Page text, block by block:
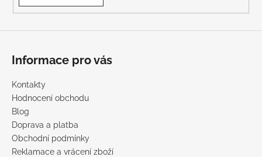
u
Informace pro vás
Kontakty
Hodnocení obchodu
Blog
Doprava a platba
Obchodní podmínky
Reklamace a vrácení zboží